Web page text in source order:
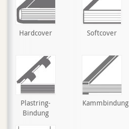
Hardcover Softcover
Plastring-
Bindung
Kammbindung